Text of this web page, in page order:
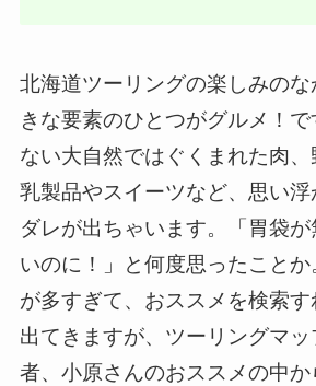
北海道ツーリングの楽しみの
きな要素のひとつがグルメ！
ない大自然ではぐくまれた肉、
乳製品やスイーツなど、思い浮
ダレが出ちゃいます。「胃袋
いのに！」と何度思ったこと
が多すぎて、おススメを検索す
出てきますが、ツーリングマ
者、小原さんのおススメの中